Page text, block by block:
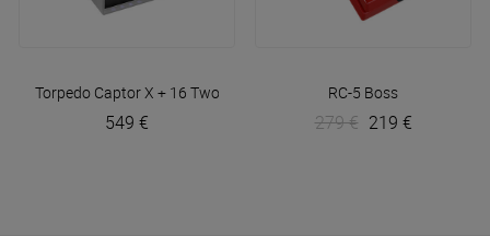
Torpedo Captor X + 16 Two Notes
549 €
RC-5 Boss
279 € 219 €